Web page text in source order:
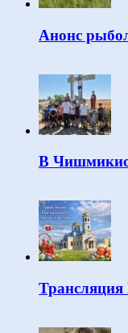
Анонс
В
Трансляция